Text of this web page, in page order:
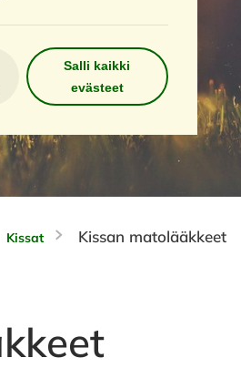
Salli kaikki
evästeet
Kissat Kissan matolääkkeet